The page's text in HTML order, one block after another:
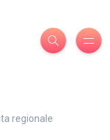
regionale